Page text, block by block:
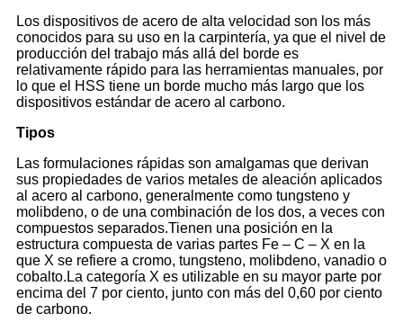
Los dispositivos de acero de alta velocidad son los más
conocidos para su uso en la carpintería, ya que el nivel de
producción del trabajo más allá del borde es
relativamente rápido para las herramientas manuales, por
lo que el HSS tiene un borde mucho más largo que los
dispositivos estándar de acero al carbono.
Tipos
Las formulaciones rápidas son amalgamas que derivan
sus propiedades de varios metales de aleación aplicados
al acero al carbono, generalmente como tungsteno y
molibdeno, o de una combinación de los dos, a veces con
compuestos separados.Tienen una posición en la
estructura compuesta de varias partes Fe – C – X en la
que X se refiere a cromo, tungsteno, molibdeno, vanadio o
cobalto.La categoría X es utilizable en su mayor parte por
encima del 7 por ciento, junto con más del 0,60 por ciento
de carbono.